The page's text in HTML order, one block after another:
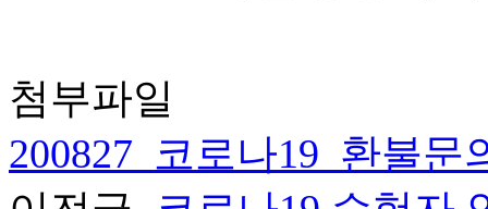
첨부파일
200827_코로나19_환불문